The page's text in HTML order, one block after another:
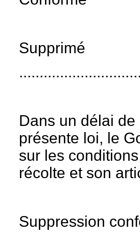
Supprimé
Dans un délai
présente loi, le
sur les
récolte et son
Suppression